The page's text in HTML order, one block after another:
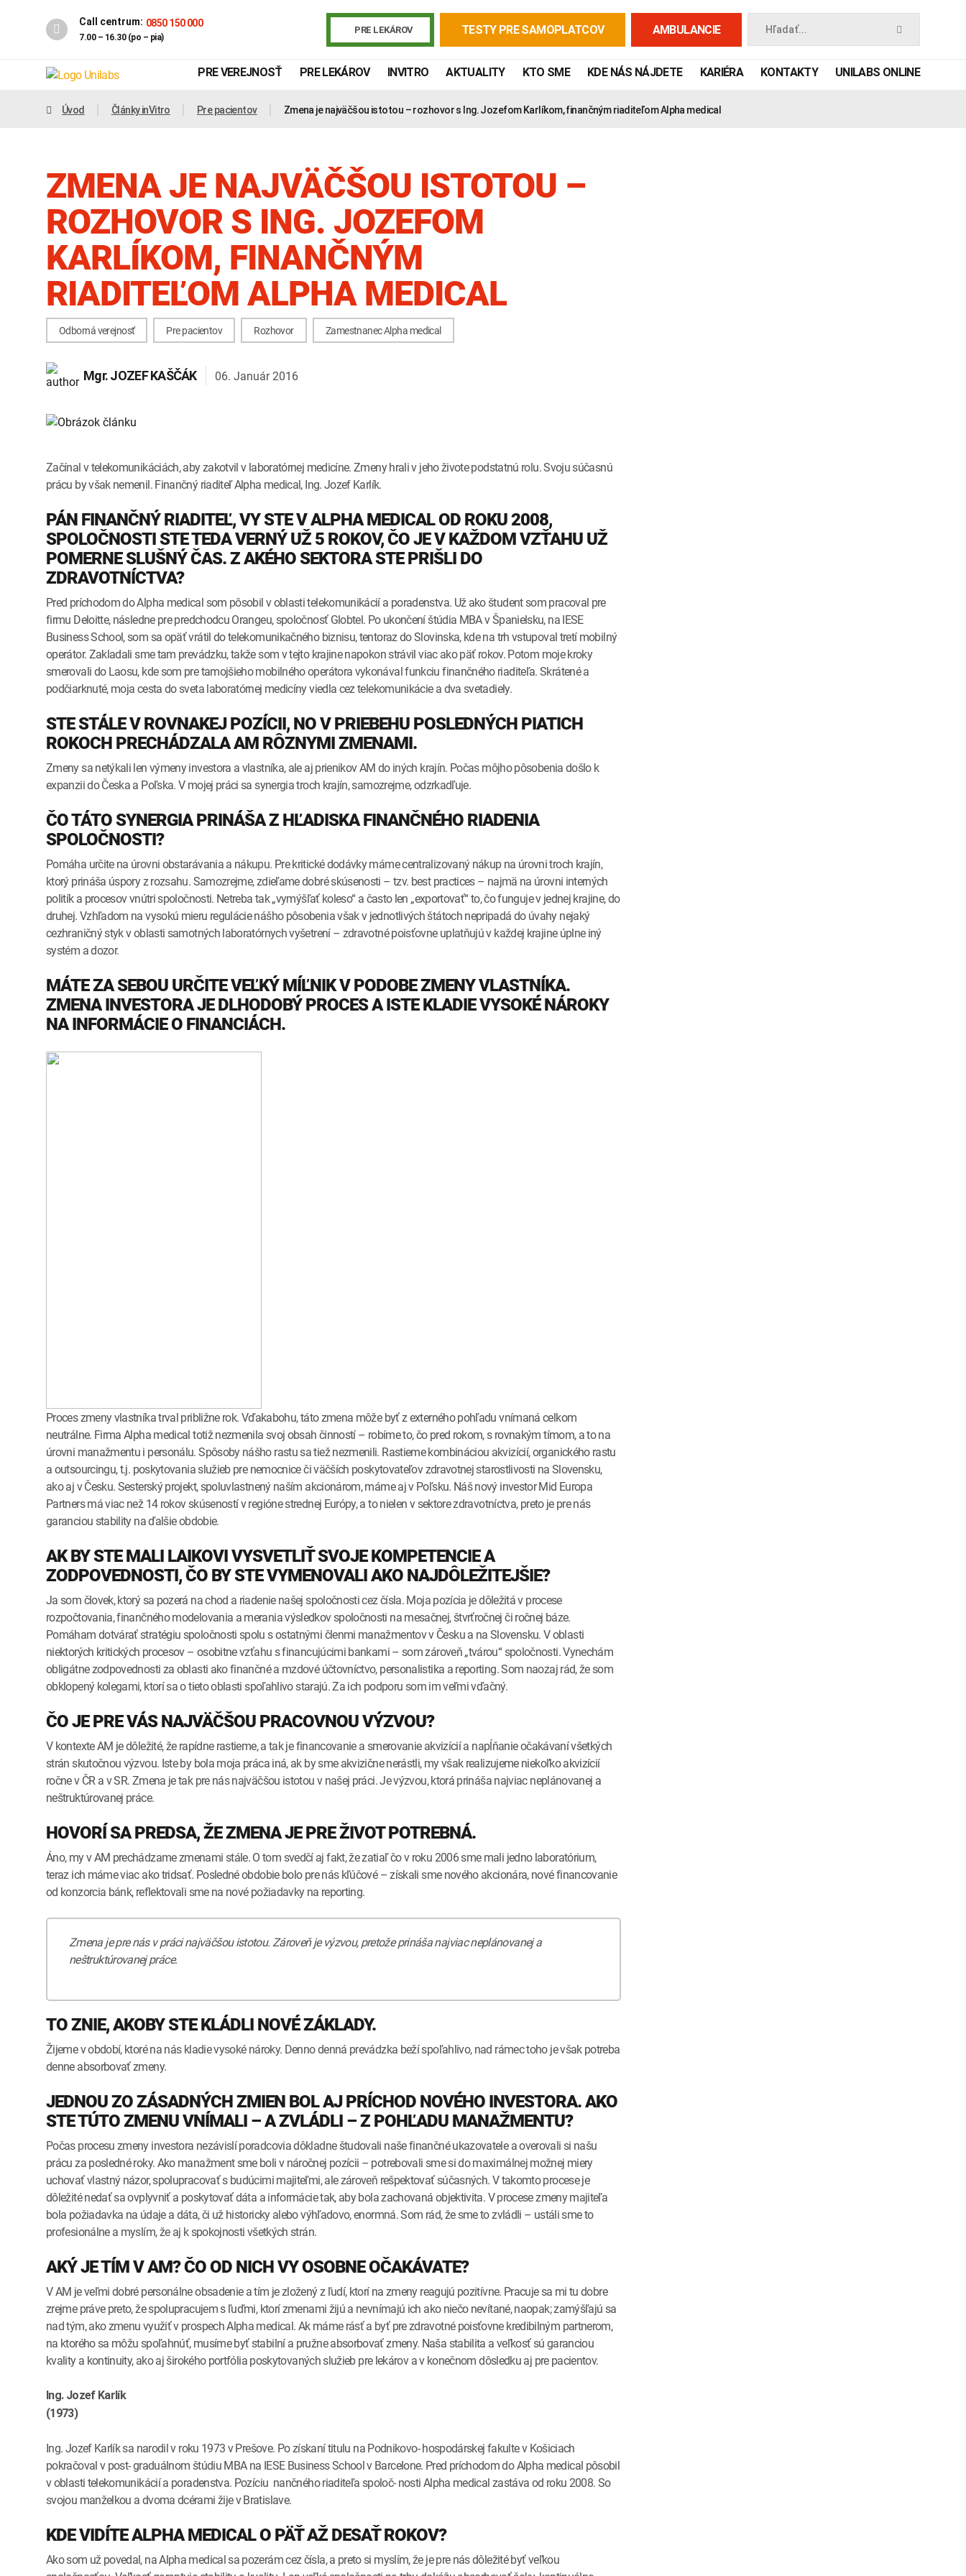
Call centrum: 0850 150 000
7.00 – 16.30 (po – pia)
PRE LEKÁROV TESTY PRE SAMOPLATCOV AMBULANCIE Hľadať...
Genetika Covid-19 Žiadanky a tlačivá
INTOLERANCIA POTRAVÍN Lymská borelióza Human papillomavirus (HPV)
PRE VEREJNOSŤ PRE LEKÁROV INVITRO AKTUALITY KTO SME KDE NÁS NÁJDETE KARIÉRA KONTAKTY UNILABS ONLINE
Úvod Články inVitro Pre pacientov Zmena je najväčšou istotou – rozhovor s Ing. Jozefom Karlíkom, finančným riaditeľom Alpha medical
ZMENA JE NAJVÄČŠOU ISTOTOU –
ROZHOVOR S ING. JOZEFOM
KARLÍKOM, FINANČNÝM
RIADITEĽOM ALPHA MEDICAL
Odborná verejnosť Pre pacientov Rozhovor Zamestnanec Alpha medical
Mgr.JOZEF KAŠČÁK 06. Január 2016
Začínal v telekomunikáciách, aby zakotvil v laboratórnej medicíne. Zmeny hrali v jeho živote podstatnú rolu. Svoju súčasnú
prácu by však nemenil. Finančný riaditeľ Alpha medical, Ing. Jozef Karlík.
PÁN FINANČNÝ RIADITEĽ, VY STE V ALPHA MEDICAL OD ROKU 2008,
SPOLOČNOSTI STE TEDA VERNÝ UŽ 5 ROKOV, ČO JE V KAŽDOM VZŤAHU UŽ
POMERNE SLUŠNÝ ČAS. Z AKÉHO SEKTORA STE PRIŠLI DO
ZDRAVOTNÍCTVA?
Pred príchodom do Alpha medical som pôsobil v oblasti telekomunikácií a poradenstva. Už ako študent som pracoval pre
firmu Deloitte, následne pre predchodcu Orangeu, spoločnosť Globtel. Po ukončení štúdia MBA v Španielsku, na IESE
Business School, som sa opäť vrátil do telekomunikačného biznisu, tentoraz do Slovinska, kde na trh vstupoval tretí mobilný
operátor. Zakladali sme tam prevádzku, takže som v tejto krajine napokon strávil viac ako päť rokov. Potom moje kroky
smerovali do Laosu, kde som pre tamojšieho mobilného operátora vykonával funkciu finančného riaditeľa. Skrátené a
podčiarknuté, moja cesta do sveta laboratórnej medicíny viedla cez telekomunikácie a dva svetadiely.
STE STÁLE V ROVNAKEJ POZÍCII, NO V PRIEBEHU POSLEDNÝCH PIATICH
ROKOCH PRECHÁDZALA AM RÔZNYMI ZMENAMI.
Zmeny sa netýkali len výmeny investora a vlastníka, ale aj prienikov AM do iných krajín. Počas môjho pôsobenia došlo k
expanzii do Česka a Poľska. V mojej práci sa synergia troch krajín, samozrejme, odzrkadľuje.
ČO TÁTO SYNERGIA PRINÁŠA Z HĽADISKA FINANČNÉHO RIADENIA
SPOLOČNOSTI?
Pomáha určite na úrovni obstarávania a nákupu. Pre kritické dodávky máme centralizovaný nákup na úrovni troch krajín,
ktorý prináša úspory z rozsahu. Samozrejme, zdieľame dobré skúsenosti – tzv. best practices – najmä na úrovni interných
politík a procesov vnútri spoločnosti. Netreba tak „vymýšľať koleso“ a často len „exportovať“ to, čo funguje v jednej krajine, do
druhej. Vzhľadom na vysokú mieru regulácie nášho pôsobenia však v jednotlivých štátoch nepripadá do úvahy nejaký
cezhraničný styk v oblasti samotných laboratórnych vyšetrení – zdravotné poisťovne uplatňujú v každej krajine úplne iný
systém a dozor.
MÁTE ZA SEBOU URČITE VEĽKÝ MÍĽNIK V PODOBE ZMENY VLASTNÍKA.
ZMENA INVESTORA JE DLHODOBÝ PROCES A ISTE KLADIE VYSOKÉ NÁROKY
NA INFORMÁCIE O FINANCIÁCH.
Proces zmeny vlastníka trval približne rok. Vďakabohu, táto zmena môže byť z externého pohľadu vnímaná celkom
neutrálne. Firma Alpha medical totiž nezmenila svoj obsah činností – robíme to, čo pred rokom, s rovnakým tímom, a to na
úrovni manažmentu i personálu. Spôsoby nášho rastu sa tiež nezmenili. Rastieme kombináciou akvizícií, organického rastu
a outsourcingu, t.j. poskytovania služieb pre nemocnice či väčších poskytovateľov zdravotnej starostlivosti na Slovensku,
ako aj v Česku. Sesterský projekt, spoluvlastnený naším akcionárom, máme aj v Poľsku. Náš nový investor Mid Europa
Partners má viac než 14 rokov skúseností v regióne strednej Európy, a to nielen v sektore zdravotníctva, preto je pre nás
garanciou stability na ďalšie obdobie.
AK BY STE MALI LAIKOVI VYSVETLIŤ SVOJE KOMPETENCIE A
ZODPOVEDNOSTI, ČO BY STE VYMENOVALI AKO NAJDÔLEŽITEJŠIE?
Ja som človek, ktorý sa pozerá na chod a riadenie našej spoločnosti cez čísla. Moja pozícia je dôležitá v procese
rozpočtovania, finančného modelovania a merania výsledkov spoločnosti na mesačnej, štvrťročnej či ročnej báze.
Pomáham dotvárať stratégiu spoločnosti spolu s ostatnými členmi manažmentov v Česku a na Slovensku. V oblasti
niektorých kritických procesov – osobitne vzťahu s financujúcimi bankami – som zároveň „tvárou“ spoločnosti. Vynechám
obligátne zodpovednosti za oblasti ako finančné a mzdové účtovníctvo, personalistika a reporting. Som naozaj rád, že som
obklopený kolegami, ktorí sa o tieto oblasti spoľahlivo starajú. Za ich podporu som im veľmi vďačný.
ČO JE PRE VÁS NAJVÄČŠOU PRACOVNOU VÝZVOU?
V kontexte AM je dôležité, že rapídne rastieme, a tak je financovanie a smerovanie akvizícií a napĺňanie očakávaní všetkých
strán skutočnou výzvou. Iste by bola moja práca iná, ak by sme akvizične nerástli, my však realizujeme niekoľko akvizícií
ročne v ČR a v SR. Zmena je tak pre nás najväčšou istotou v našej práci. Je výzvou, ktorá prináša najviac neplánovanej a
neštruktúrovanej práce.
HOVORÍ SA PREDSA, ŽE ZMENA JE PRE ŽIVOT POTREBNÁ.
Áno, my v AM prechádzame zmenami stále. O tom svedčí aj fakt, že zatiaľ čo v roku 2006 sme mali jedno laboratórium,
teraz ich máme viac ako tridsať. Posledné obdobie bolo pre nás kľúčové – získali sme nového akcionára, nové financovanie
od konzorcia bánk, reflektovali sme na nové požiadavky na reporting.
Zmena je pre nás v práci najväčšou istotou. Zároveň je výzvou, pretože prináša najviac neplánovanej a
neštruktúrovanej práce.
TO ZNIE, AKOBY STE KLÁDLI NOVÉ ZÁKLADY.
Žijeme v období, ktoré na nás kladie vysoké nároky. Denno denná prevádzka beží spoľahlivo, nad rámec toho je však potreba
denne absorbovať zmeny.
JEDNOU ZO ZÁSADNÝCH ZMIEN BOL AJ PRÍCHOD NOVÉHO INVESTORA. AKO
STE TÚTO ZMENU VNÍMALI – A ZVLÁDLI – Z POHĽADU MANAŽMENTU?
Počas procesu zmeny investora nezávislí poradcovia dôkladne študovali naše finančné ukazovatele a overovali si našu
prácu za posledné roky. Ako manažment sme boli v náročnej pozícii – potrebovali sme si do maximálnej možnej miery
uchovať vlastný názor, spolupracovať s budúcimi majiteľmi, ale zároveň rešpektovať súčasných. V takomto procese je
dôležité nedať sa ovplyvniť a poskytovať dáta a informácie tak, aby bola zachovaná objektivita. V procese zmeny majiteľa
bola požiadavka na údaje a dáta, či už historicky alebo výhľadovo, enormná. Som rád, že sme to zvládli – ustáli sme to
profesionálne a myslím, že aj k spokojnosti všetkých strán.
AKÝ JE TÍM V AM? ČO OD NICH VY OSOBNE OČAKÁVATE?
V AM je veľmi dobré personálne obsadenie a tím je zložený z ľudí, ktorí na zmeny reagujú pozitívne. Pracuje sa mi tu dobre
zrejme práve preto, že spolupracujem s ľuďmi, ktorí zmenami žijú a nevnímajú ich ako niečo nevítané, naopak; zamýšľajú sa
nad tým, ako zmenu využiť v prospech Alpha medical. Ak máme rásť a byť pre zdravotné poisťovne kredibilným partnerom,
na ktorého sa môžu spoľahnúť, musíme byť stabilní a pružne absorbovať zmeny. Naša stabilita a veľkosť sú garanciou
kvality a kontinuity, ako aj širokého portfólia poskytovaných služieb pre lekárov a v konečnom dôsledku aj pre pacientov.
Ing. Jozef Karlík
(1973)
Ing. Jozef Karlík sa narodil v roku 1973 v Prešove. Po získaní titulu na Podnikovo- hospodárskej fakulte v Košiciach
pokračoval v post- graduálnom štúdiu MBA na IESE Business School v Barcelone. Pred príchodom do Alpha medical pôsobil
v oblasti telekomunikácií a poradenstva. Pozíciu nančného riaditeľa spoloč- nosti Alpha medical zastáva od roku 2008. So
svojou manželkou a dvoma dcérami žije v Bratislave.
KDE VIDÍTE ALPHA MEDICAL O PÄŤ AŽ DESAŤ ROKOV?
Ako som už povedal, na Alpha medical sa pozerám cez čísla, a preto si myslím, že je pre nás dôležité byť veľkou